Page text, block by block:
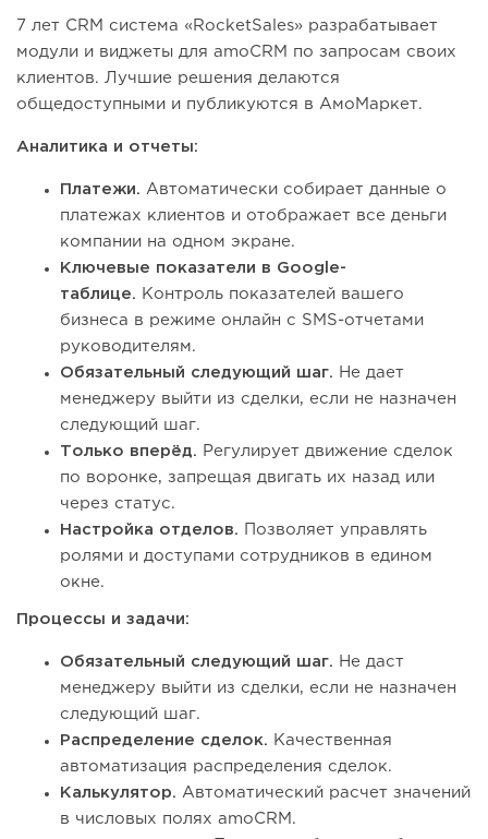
7 лет CRM система «RocketSales» разрабатывает
модули и виджеты для amoCRM по запросам своих
клиентов. Лучшие решения делаются
общедоступными и публикуются в АмоМаркет.
Аналитика и отчеты:
Платежи. Автоматически собирает данные о
платежах клиентов и отображает все деньги
компании на одном экране.
Ключевые показатели в Google-
таблице.
Контроль показателей вашего
бизнеса в режиме онлайн с SMS-отчетами
руководителям.
Обязательный следующий шаг. Не дает
менеджеру выйти из сделки, если не назначен
следующий шаг.
Только вперёд. Регулирует движение сделок
по воронке, запрещая двигать их назад или
через статус.
Настройка отделов. Позволяет управлять
ролями и доступами сотрудников в едином
окне.
Процессы и задачи:
Обязательный следующий шаг. Не даст
менеджеру выйти из сделки, если не назначен
следующий шаг.
Распределение сделок.
Качественная
автоматизация распределения сделок.
Калькулятор. Автоматический расчет значений
в числовых полях amoCRM.